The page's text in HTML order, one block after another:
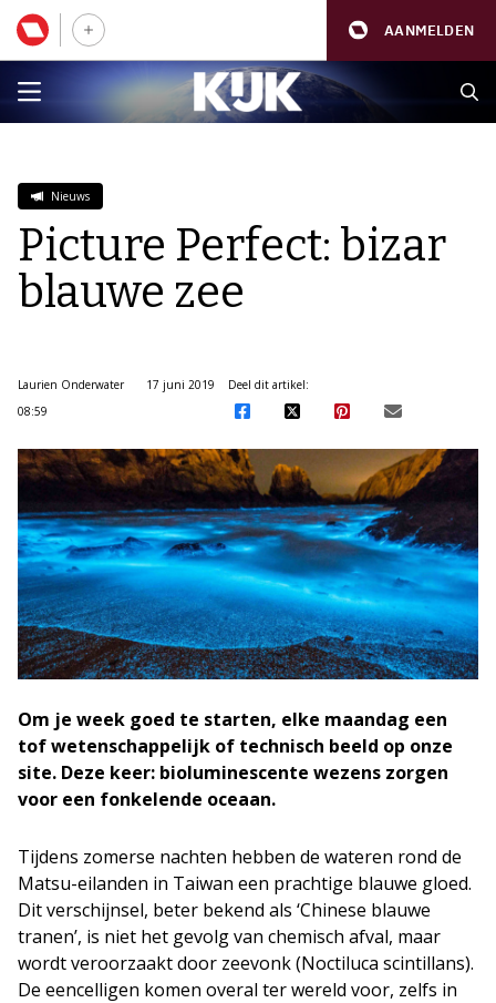
AANMELDEN
Nieuws
Picture Perfect: bizar
blauwe zee
Laurien Onderwater
17 juni 2019
08:59
Deel dit artikel:
Om je week goed te starten, elke maandag een
tof wetenschappelijk of technisch beeld op onze
site. Deze keer: bioluminescente wezens zorgen
voor een fonkelende oceaan.
Tijdens zomerse nachten hebben de wateren rond de
Matsu-eilanden in Taiwan een prachtige blauwe gloed.
Dit verschijnsel, beter bekend als ‘Chinese blauwe
tranen’, is niet het gevolg van chemisch afval, maar
wordt veroorzaakt door zeevonk (Noctiluca scintillans).
De eencelligen komen overal ter wereld voor, zelfs in